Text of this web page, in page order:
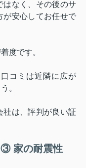
はなく、その後のサ
が安心してお任せで
度です。
コミは近隣に広が
。
社は、評判が良い証
③ 家の耐震性